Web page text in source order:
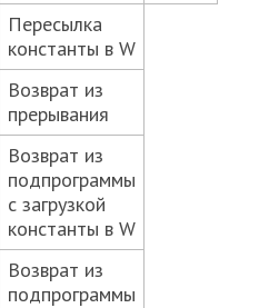
Пересылка
константы в W
Возврат из
прерывания
Возврат из
подпрограммы
с загрузкой
константы в W
Возврат из
подпрограммы